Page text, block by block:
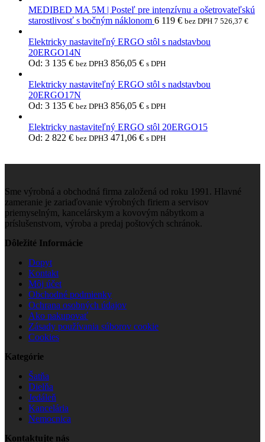
MEDIBED MA 5M | Posteľ pre intenzívnu a ošetrovateľskú
starostlivosť s bočným náklonom 6 119 € bez DPH 7 526,37 €
Elektricky nastaviteľný ERGO stôl s nadstavbou
20ERGO14N
Od: 3 135 € bez DPH3 856,05 € s DPH
Elektricky nastaviteľný ERGO stôl s nadstavbou
20ERGO17N
Od: 3 135 € bez DPH3 856,05 € s DPH
Elektricky nastaviteľný ERGO stôl 20ERGO15
Od: 2 822 € bez DPH3 471,06 € s DPH
Sme výrobná a obchodná firma založená od roku 1991. Hlavné
zameranie je zariaďovanie výrobných firiem a servisov
priemyselným, kancelárskym a kovovým nábytkom a
príslušenstvom, výroba a predaj poštových schránok.
Dôležité Informácie
Dopyt
Kontakt
Môj účet
Obchodné podmienky
Ochrana osobných údajov
Ako nakupovať
Zásady používania súborov cookie
Cookies
Kategórie
Šatňa
Dielňa
Jedáleň
Kancelária
Nemocnica
Kontaktujte nás